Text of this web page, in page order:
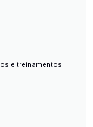
e treinamentos